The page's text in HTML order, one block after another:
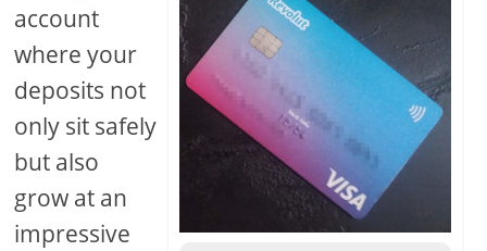
account
where your
deposits not
only sit safely
but also
grow at an
impressive